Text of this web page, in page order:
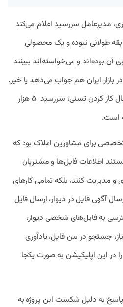
مدیرعامل سررسید اعلام می‌کند
طولانی نبوده و یک محصولی
بوده‌اند و می‌خواسته‌اند ببینند
بازار ایران هم جواب می‌دهد یا خیر.
طبق گفته نصر در مدت یک سال کار کردن تستی، سررسید ۵ هزار
است.
برای مشاورین املاک بود که
اطلاعات فایل‌ها و مشتریان
و مدیریت کنند، بلکه تمامی کارهای
آگهی فایل در دیوار، ارسال فایل
به فایل‌های شخصی دیوار،
جستجو در بین فایل‌، یادآوری
را در این اپلیکیشن به صورت یکجا
به دلیل شکست این پروژه به